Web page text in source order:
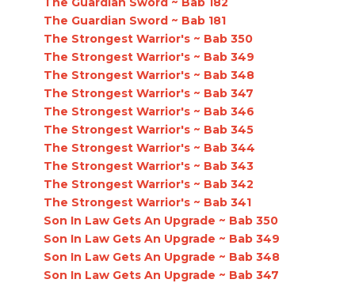
The Guardian Sword ~ Bab 181
The Strongest Warrior's ~ Bab 350
The Strongest Warrior's ~ Bab 349
The Strongest Warrior's ~ Bab 348
The Strongest Warrior's ~ Bab 347
The Strongest Warrior's ~ Bab 346
The Strongest Warrior's ~ Bab 345
The Strongest Warrior's ~ Bab 344
The Strongest Warrior's ~ Bab 343
The Strongest Warrior's ~ Bab 342
The Strongest Warrior's ~ Bab 341
Son In Law Gets An Upgrade ~ Bab 350
Son In Law Gets An Upgrade ~ Bab 349
Son In Law Gets An Upgrade ~ Bab 348
Son In Law Gets An Upgrade ~ Bab 347